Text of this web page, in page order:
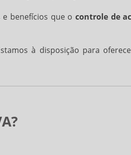
benefícios que o controle de
à disposição para